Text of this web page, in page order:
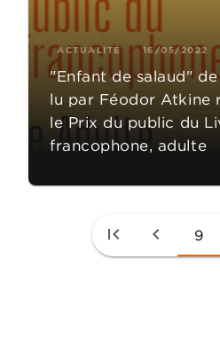
ACTUALITÉ 16/05/2022
"Enfant de salaud"
lu par Féodor Atkine
le Prix du public du
francophone, adulte
first_page chevron_left 9